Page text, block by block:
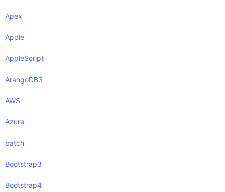
Apex
Apple
AppleScript
ArangoDB3
AWS
Azure
batch
Bootstrap3
Bootstrap4